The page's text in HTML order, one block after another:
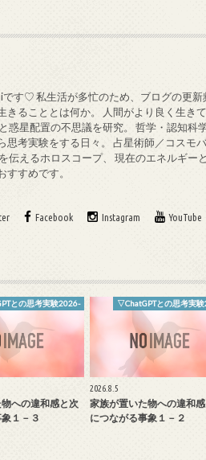
す♡ 私生活が多忙のため、ブログの更
きることとは何か。 人間がより良く生き
惑星配置の不思議を研究。 哲学・認知科
思考実験をする日々。 占星術師／コスモ
伝えるホロスコープ、 現在のエネルギー
すすめです。
Facebook Instagram YouTube
との思考実験2026-
への違和感と次
１－３
▽ChatGPTとの思考実
2026.8.5
家族が置いた物への違和
につながる事象１－２